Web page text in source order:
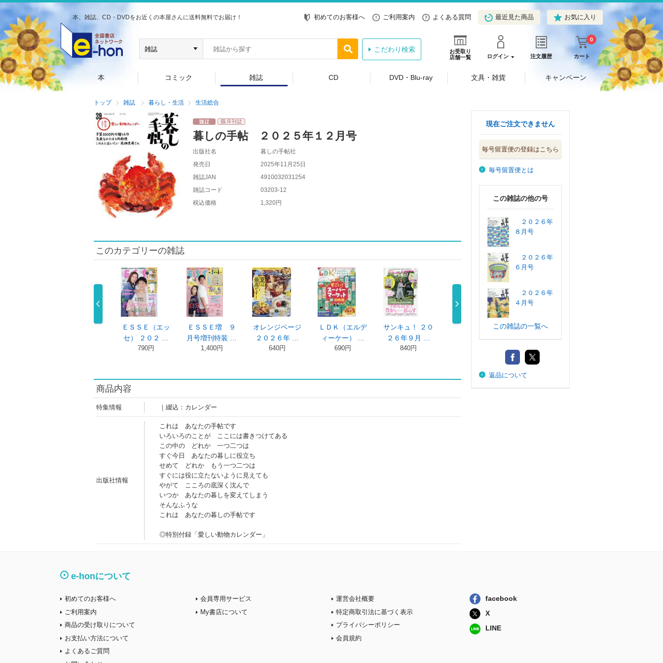
本、雑誌、CD・DVDをお近くの本屋さんに送料無料でお届け！ 初めてのお客様へ ご利用案内 よくある質問 最近見た商品 お気に入り
お受取り
店舗一覧
ログイン 注文履歴 カート
0
こだわり検索
本 コミック 雑誌 CD DVD・Blu-ray 文具・雑貨 キャンペーン
トップ 雑誌 暮らし・生活 生活総合
暮しの手帖 ２０２５年１２月号
出版社名
暮しの手帖社
発売日
2025年11月25日
雑誌JAN
4910032031254
雑誌コード
03203-12
税込価格
1,320円
このカテゴリーの雑誌
ＥＳＳＥ（エッ
ＥＳＳＥ（エッ
セ） ２０２ …
790円
ＥＳＳＥ増 ９
月号増刊特装 …
1,400円
オレンジページ
２０２６年 …
640円
ＬＤＫ（エルデ
ィーケー） …
690円
サンキュ！ ２０
２６年９月 …
840円
サンキュ！ミニ
２０２６年 …
天然生活 ２０２
６年９月号
商品内容
特集情報 ｜綴込：カレンダー
出版社情報
これは あなたの手帖です
いろいろのことが ここには書きつけてある
この中の どれか 一つ二つは
すぐ今日 あなたの暮しに役立ち
せめて どれか もう一つ二つは
すぐには役に立たないように見えても
やがて こころの底深く沈んで
いつか あなたの暮しを変えてしまう
そんなふうな
これは あなたの暮しの手帖です
◎特別付録「愛しい動物カレンダー」
現在ご注文できません
毎号留置便の登録はこちら
毎号留置便とは
この雑誌の他の号
２０２６年
８月号
２０２６年
６月号
２０２６年
４月号
この雑誌の一覧へ
返品について
e-honについて
初めてのお客様へ
ご利用案内
商品の受け取りについて
お支払い方法について
よくあるご質問
会員専用サービス
My書店について
運営会社概要
特定商取引法に基づく表示
プライバシーポリシー
会員規約
facebook
X
LINE